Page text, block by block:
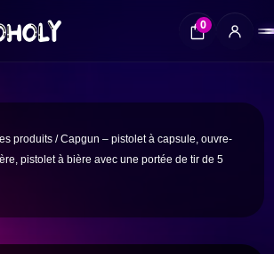
0
produits / Capgun – pistolet à capsule, ouvre-
pistolet à bière avec une portée de tir de 5